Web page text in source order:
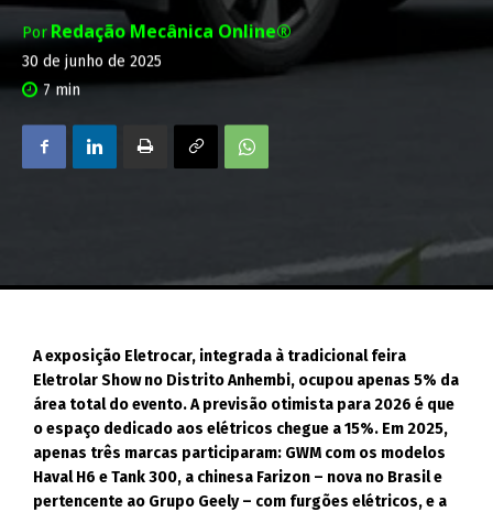
Por Redação Mecânica Online®
30 de junho de 2025
7min
A exposição Eletrocar, integrada à tradicional feira
Eletrolar Show no Distrito Anhembi, ocupou apenas 5% da
área total do evento. A previsão otimista para 2026 é que
o espaço dedicado aos elétricos chegue a 15%. Em 2025,
apenas três marcas participaram: GWM com os modelos
Haval H6 e Tank 300, a chinesa Farizon – nova no Brasil e
pertencente ao Grupo Geely – com furgões elétricos, e a